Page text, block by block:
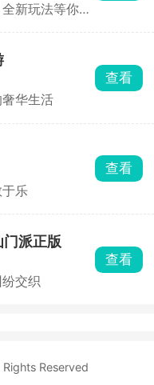
新玩法等你轻
华生活
查看
乐
查看
派正版
交织
查看
Reserved